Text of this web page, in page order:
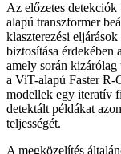
Az előzetes
alapú transzformer
klaszterezési
biztosítása érdekében
amely során
a ViT-alapú Faster R-
modellek egy iteratív
detektált példákat
teljességét.
A megközelítés